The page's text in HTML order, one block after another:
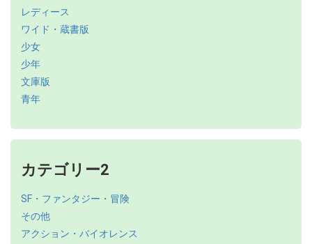
レディース
ワイド・蔵書版
少女
少年
文庫版
青年
カテゴリー2
SF・ファンタジー・冒険
その他
アクション・バイオレンス